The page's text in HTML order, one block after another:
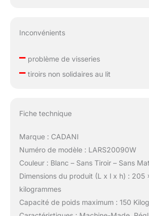
Inconvénients
–problème de visseries
–tiroirs non solidaires au lit
Fiche technique
Marque : CADANI
Numéro de modèle : LARS20090W
Couleur : Blanc – Sans Tiroir – Sans
Dimensions du produit (L x l x h) : 205
kilogrammes
Capacité de poids maximum : 150